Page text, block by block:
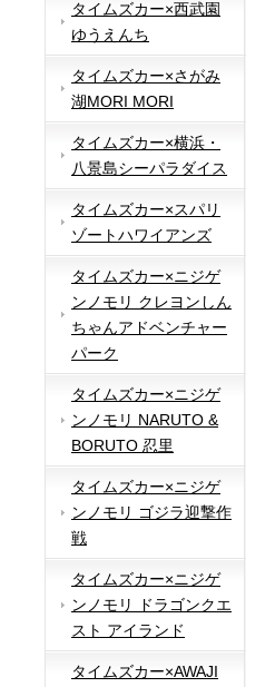
タイムズカー×西武園
ゆうえんち
タイムズカー×さがみ
湖MORI MORI
タイムズカー×横浜・
八景島シーパラダイス
タイムズカー×スパリ
ゾートハワイアンズ
タイムズカー×ニジゲ
ンノモリ クレヨンしん
ちゃんアドベンチャー
パーク
タイムズカー×ニジゲ
ンノモリ NARUTO &
BORUTO 忍里
タイムズカー×ニジゲ
ンノモリ ゴジラ迎撃作
戦
タイムズカー×ニジゲ
ンノモリ ドラゴンクエ
スト アイランド
タイムズカー×AWAJI